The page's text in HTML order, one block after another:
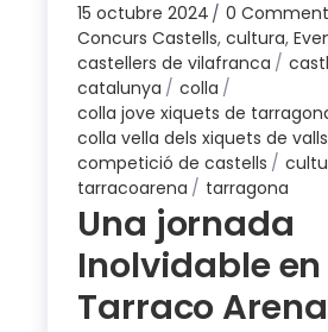
15 octubre 2024
0
Concurs Castells,cultura,
castellers de vilafranca
catalunya
colla
colla jove xiquets de
colla vella dels xiquets de valls
competició de castells
tarracoarena
tarragona
Una jornada
Inolvidable
Tarraco